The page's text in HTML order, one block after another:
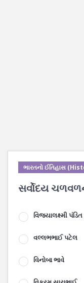
ભારતનો ઈતિહાસ
સર્વોદય
વિજયાલક્ષ્મી પંડિત
વલ્લભભાઈ પટેલ
વિનોબા ભાવે